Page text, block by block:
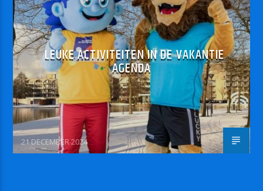
LEUKE ACTIVITEITEN IN DE VAKANTIE
AGENDA
21 DECEMBER 2024